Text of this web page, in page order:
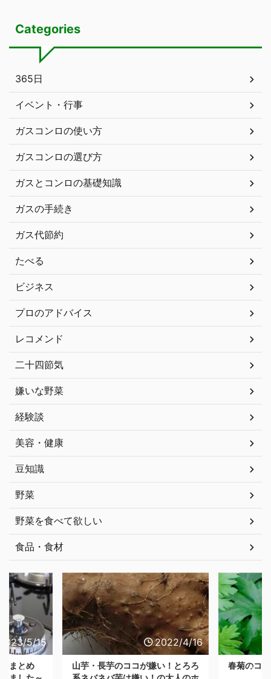
Categories
365日
イベント・行事
ガスコンロの使い方
ガスコンロの選び方
ガスとコンロの基礎知識
ガスの手続き
ガス代節約
たべる
ビジネス
プロのアドバイス
レコメンド
二十四節気
嫌いな野菜
経験談
美容・健康
豆知識
野菜
野菜を食べて欲しい
食品・食材
5/15
識まとめ
2022/4/16
山芋・長芋のココが嫌い！とろろ
春菊のコ